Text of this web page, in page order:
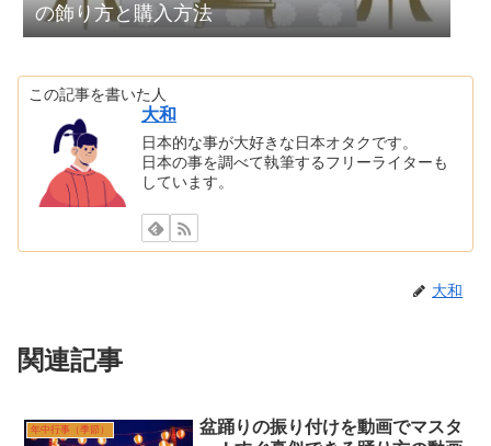
の飾り方と購入方法
この記事を書いた人
大和
日本的な事が大好きな日本オタクです。
日本の事を調べて執筆するフリーライターも
しています。
大和
関連記事
年中行事（季節）
盆踊りの振り付けを動画でマスタ